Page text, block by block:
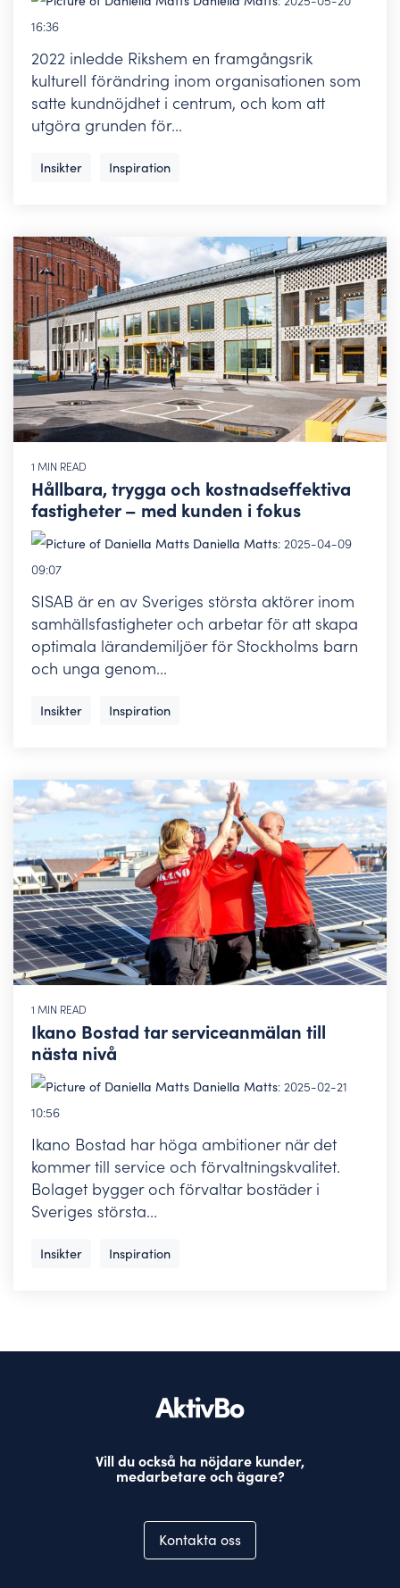
16:36
2022 inledde Rikshem en framgångsrik
kulturell förändring inom organisationen som
satte kundnöjdhet i centrum, och kom att
utgöra grunden för...
Insikter Inspiration
1 MIN READ
Hållbara, trygga och kostnadseffektiva
fastigheter – med kunden i fokus
Daniella Matts: 2025-04-09
09:07
SISAB är en av Sveriges största aktörer inom
samhällsfastigheter och arbetar för att skapa
optimala lärandemiljöer för Stockholms barn
och unga genom...
Insikter Inspiration
1 MIN READ
Ikano Bostad tar serviceanmälan till
nästa nivå
Daniella Matts: 2025-02-21
10:56
Ikano Bostad har höga ambitioner när det
kommer till service och förvaltningskvalitet.
Bolaget bygger och förvaltar bostäder i
Sveriges största...
Insikter Inspiration
Vill du också ha nöjdare kunder,
medarbetare och ägare?
Kontakta oss